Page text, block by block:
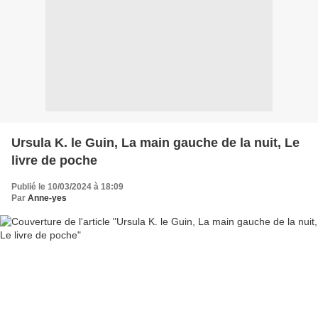
Ursula K. le Guin, La main gauche de la nuit, Le
livre de poche
Publié le 10/03/2024 à 18:09
Par Anne-yes